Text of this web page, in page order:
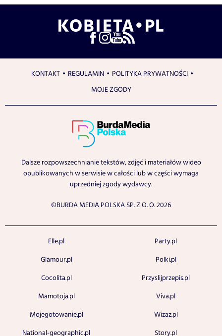
KONTAKT REGULAMIN
POLITYKA PRYWATNOŚCI
MOJE ZGODY
Dalsze rozpowszechnianie tekstów, zdjęć i materiałów wideo
opublikowanych w serwisie w całości lub w części wymaga
uprzedniej zgody wydawcy.
©BURDA MEDIA POLSKA SP. Z O. O. 2026
Elle.pl
Glamour.pl
Cocolita.pl
Mamotoja.pl
Mojegotowanie.pl
National-geographic.pl
Party.pl
Polki.pl
Przyslijprzepis.pl
Viva.pl
Wizaz.pl
Story.pl